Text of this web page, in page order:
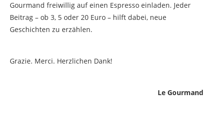
Gourmand freiwillig auf einen Espresso einladen. Jeder
Beitrag – ob 3, 5 oder 20 Euro – hilft dabei, neue
Geschichten zu erzählen.
Grazie. Merci. Herzlichen Dank!
Le Gourmand